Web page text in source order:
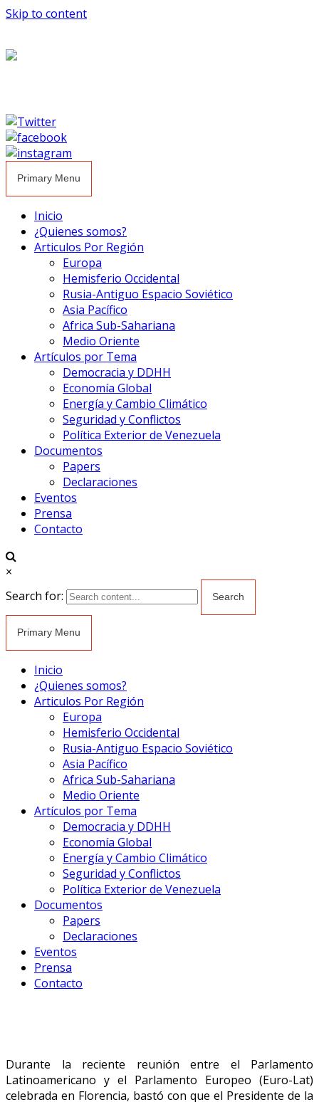
Skip to content
Primary Menu
Inicio
¿Quienes somos?
Articulos Por Región
Europa
Hemisferio Occidental
Rusia-Antiguo Espacio Soviético
Asia Pacífico
Africa Sub-Sahariana
Medio Oriente
Artículos por Tema
Democracia y DDHH
Economía Global
Energía y Cambio Climático
Seguridad y Conflictos
Política Exterior de Venezuela
Documentos
Papers
Declaraciones
Eventos
Prensa
Contacto
×
Search for:
Primary Menu
Inicio
¿Quienes somos?
Articulos Por Región
Europa
Hemisferio Occidental
Rusia-Antiguo Espacio Soviético
Asia Pacífico
Africa Sub-Sahariana
Medio Oriente
Artículos por Tema
Democracia y DDHH
Economía Global
Energía y Cambio Climático
Seguridad y Conflictos
Política Exterior de Venezuela
Documentos
Papers
Declaraciones
Eventos
Prensa
Contacto
Durante la reciente reunión entre el Parlamento
Latinoamericano y el Parlamento Europeo (Euro-Lat)
celebrada en Florencia, bastó con que el Presidente de la